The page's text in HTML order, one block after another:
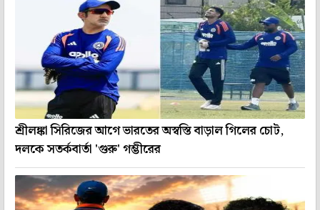
শ্রীলঙ্কা সিরিজের আগে ভারতের অস্বস্তি বাড়াল গিলের চোট,
দলকে সতর্কবার্তা 'গুরু' গম্ভীরের